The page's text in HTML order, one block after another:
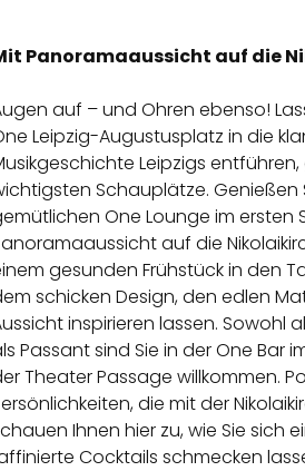
Panoramaaussicht auf die
auf – und Ohren ebenso!
Leipzig-Augustusplatz in die
Leipzigs
Schauplätze. Genießen
One Lounge im ersten
auf die
gesunden Frühstück in den
schicken Design, den edlen
inspirieren lassen. Sowohl
Passant sind Sie in der One Bar
Theater Passage willkommen.
die mit der
Ihnen hier zu, wie Sie sich
Cocktails schmecken